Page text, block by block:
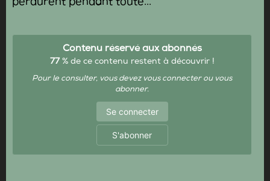
perdurent pendant toute...
Contenu réservé aux abonnés
77% de ce contenu restent à découvrir !
Pour le consulter, vous devez vous connecter ou vous
abonner.
Se connecter
S'abonner